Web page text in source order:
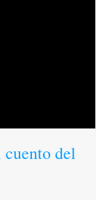
cuento del